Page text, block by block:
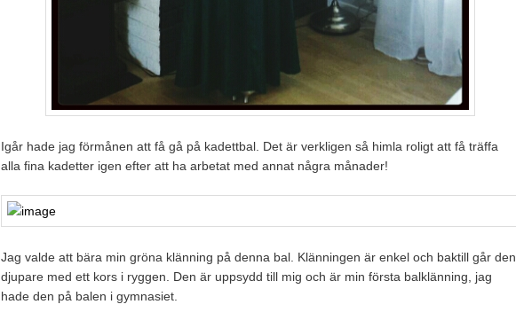
Igår hade jag förmånen att få gå på kadettbal. Det är verkligen så himla roligt att få träffa
alla fina kadetter igen efter att ha arbetat med annat några månader!
Jag valde att bära min gröna klänning på denna bal. Klänningen är enkel och baktill går den
djupare med ett kors i ryggen. Den är uppsydd till mig och är min första balklänning, jag
hade den på balen i gymnasiet.